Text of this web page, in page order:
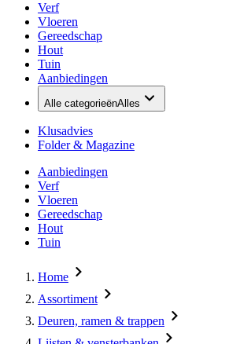
Verf
Vloeren
Gereedschap
Hout
Tuin
Aanbiedingen
Alle categorieënAlles
Klusadvies
Folder & Magazine
Aanbiedingen
Verf
Vloeren
Gereedschap
Hout
Tuin
Home
Assortiment
Deuren, ramen & trappen